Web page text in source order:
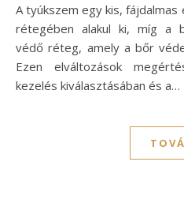
A tyúkszem egy kis,
rétegében alakul ki, míg a
védő réteg, amely a bőr
Ezen elváltozások
kezelés kiválasztásában és a…